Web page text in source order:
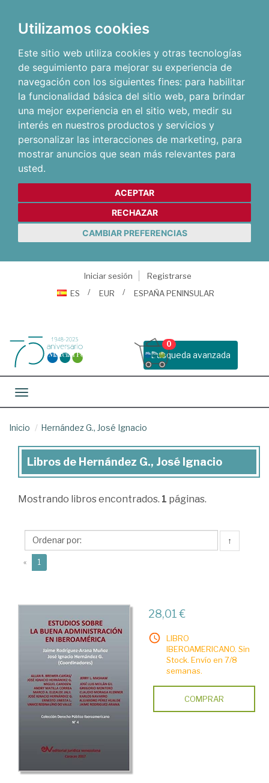
Utilizamos cookies
Este sitio web utiliza cookies y otras tecnologías
de seguimiento para mejorar su experiencia de
navegación con los siguientes fines: para habilitar
la funcionalidad básica del sitio web, para brindar
una mejor experiencia en el sitio web, medir su
interés en nuestros productos y servicios y
personalizar las interacciones de marketing, para
mostrar anuncios que sean más relevantes para
usted.
ACEPTAR
RECHAZAR
CAMBIAR PREFERENCIAS
Iniciar sesión
Registrarse
ES
EUR ESPAÑA PENINSULAR
Busqueda avanzada
0
Toggle navigation
Inicio Hernández G., José Ignacio
Libros
Hernández
José
Ignacio
Libros de Hernández G., José Ignacio
Mostrando libros encontrados. 1 páginas.
↑
« 1
28,01 €
LIBRO
IBEROAMERICANO. Sin
Stock. Envío en 7/8
semanas.
COMPRAR